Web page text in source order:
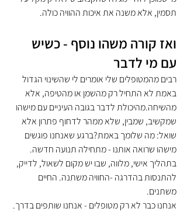
תסמין, אלא משנה את איכות ההוויה כולה.
ואז קורה משהו נוסף - כשיש
עם מי לדבר
רבים מהמטופלים שלי אומרים לי שהשינוי הגדול
באמת לא התחיל רק מהשמן או מהטיפה, אלא
מהשיחה.מהיכולת לדבר בגובה העיניים עם מישהו
שמקשיב, שמבין, שלא ממהר לדחוף פתרון אלא
שואל: מה שלומך באמת?ברגע שאנחנו פוגשים
מישהו שרואה אותנו - מתחילה תנועה חדשה.
בתהליך אישי, מלווה, שבו יש מקום לשאול, לדייק,
להתנסות בהדרגה -החוויה משתנה. החיים
משתנים.
אנחנו כבר לא רק מטופלים - אנחנו שותפים בדרך.